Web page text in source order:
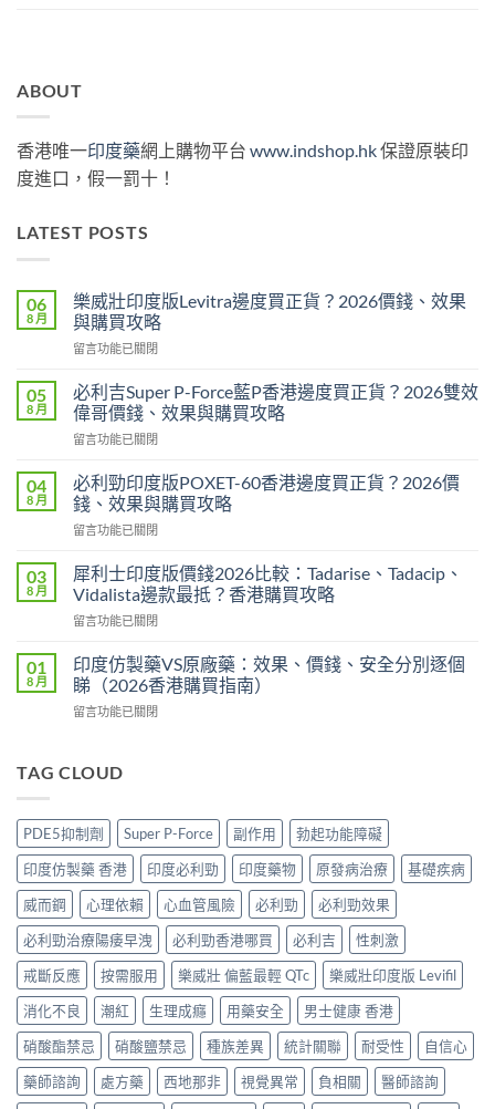
ABOUT
香港唯一印度藥網上購物平台 www.indshop.hk保證原裝印
度進口，假一罰十！
LATEST POSTS
06
8 月
樂威壯印度版Levitra邊度買正貨？2026價錢、效果
與購買攻略
在
威
壯
印
度
Levitra
邊
度
買
貨？
2026
錢、
果
與
購
中
留言功能已關閉
05
8 月
必利吉Super P-Force藍P香港邊度買正貨？2026雙效
偉哥價錢、效果與購買攻略
在
利
吉
Super
P-
藍
P
港
度
買
貨？
效
價
錢、
效
果
購
買
攻
略〉
中
留言功能已關閉
04
8 月
必利勁印度版POXET-60香港邊度買正貨？2026價
錢、效果與購買攻略
在
利
勁
印
度
POXET-
60
香
港
買
2026
價
錢、
效
與
購
買
攻
略〉
中
留言功能已關閉
03
8 月
犀利士印度版價錢2026比較：Tadarise、Tadacip、
Vidalista邊款最抵？香港購買攻略
在
利
士
印
度
錢
較：
Tadarise、
Tadacip、
Vidalista
款
最
抵？
香
港
購
買
攻
略〉
中
留言功能已關閉
01
8 月
印度仿製藥VS原廠藥：效果、價錢、安全分別逐個
睇（2026香港購買指南）
在
仿
VS
原
廠
藥：
效
果、
價
錢、
安
全
分
別
逐
個
睇
（2026
留言功能已關閉
TAG CLOUD
PDE5抑制劑 Super P-Force 副作用
勃起功能障礙
印度仿製藥 香港
印度必利勁 印度藥物 原發病治療
基礎疾病
威而鋼
心理依賴 心血管風險 必利勁
必利勁效果
必利勁治療陽痿早洩
必利勁香港哪買 必利吉
性刺激
戒斷反應
按需服用 樂威壯 偏藍最輕 QTc
樂威壯印度版 Levifil
消化不良
潮紅 生理成癮 用藥安全
男士健康 香港
硝酸酯禁忌
硝酸鹽禁忌 種族差異 統計關聯 耐受性
自信心
藥師諮詢
處方藥 西地那非 視覺異常 負相關
醫師諮詢